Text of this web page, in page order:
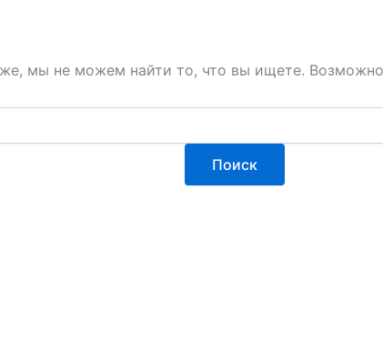
мы не можем найти то, что вы ищете.